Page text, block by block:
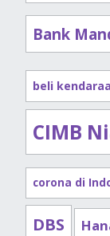
Bank
beli
CIMB
corona di
DBS